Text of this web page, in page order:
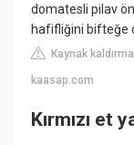
domatesli pilav
hafifliğini bifteğe
Kaynak
kaasap.com
Kırmızı et